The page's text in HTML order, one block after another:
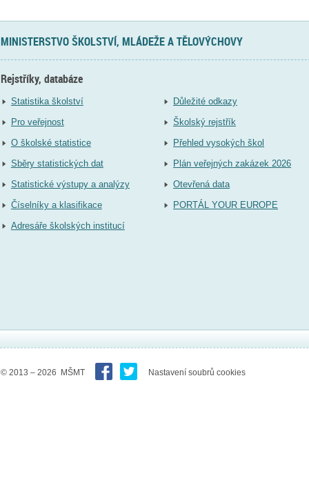
MINISTERSTVO ŠKOLSTVÍ, MLÁDEŽE A TĚLOVÝCHOVY
Rejstříky, databáze
Statistika školství
Pro veřejnost
O školské statistice
Sběry statistických dat
Statistické výstupy a analýzy
Číselníky a klasifikace
Adresáře školských institucí
Důležité odkazy
Školský rejstřík
Přehled vysokých škol
Plán veřejných zakázek 2026
Otevřená data
PORTÁL YOUR EUROPE
© 2013 – 2026 MŠMT Nastavení soubrů cookies